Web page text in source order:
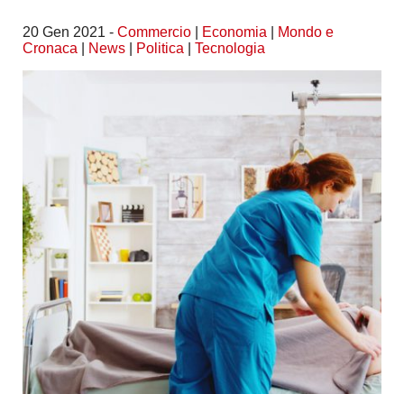
20 Gen 2021 - Commercio Economia
Mondo e
Cronaca
News Politica Tecnologia